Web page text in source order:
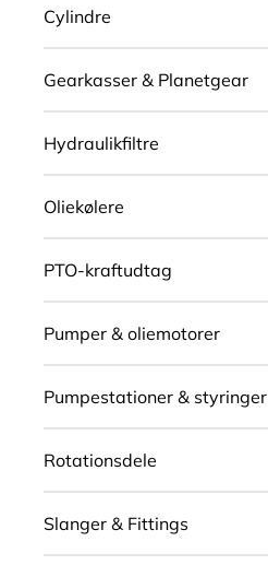
Cylindre
Gearkasser & Planetgear
Hydraulikfiltre
Oliekølere
PTO-kraftudtag
Pumper & oliemotorer
Pumpestationer & styringer
Rotationsdele
Slanger & Fittings